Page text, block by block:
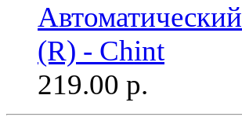
(R) - Chint
219.00 р.